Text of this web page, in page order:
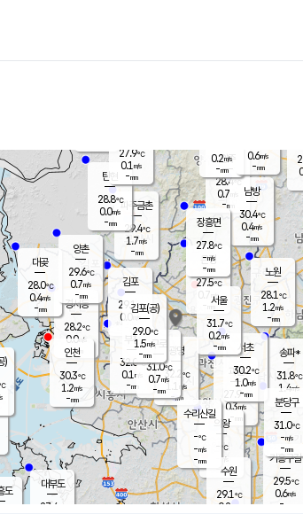
도
양주
28.4℃
0.7
-mm
과천
27.9℃
0.3m/s
- mm
대부도
27.4
경서동
28.2℃
0.0m/s
-mm
파주금촌
29.4℃
1.7m/s
-mm
대곶
28.0℃
0.4m/s
-mm
탄현
28.8℃
0.0m/s
-mm
의왕
- ℃
m/s
mm
김포
29.1℃
0.0 m/s
mm
광명
32.2 ℃
1.1 m/s
-mm
부천
32.0℃
0.1 m/s
-mm
양촌
29.6℃
0.7m/s
-mm
구로
31.0℃
0.7m/s
-mm
은평
27.5℃
0.7 m/s
- mm
노원
28.1℃
1.2m/s
-mm
송파*
31.8℃
1.4m/s
-mm
서초
30.2℃
1.0m/s
-mm
남방
30.4℃
0.4m/s
-mm
기흥구갈
29.5℃
0.6m/s
-
수리산길
-℃
-m/s
-mm
분당구
31.0℃
-m/s
-mm
장흥면
27.8℃
-m/s
-mm
0.2m/s
-mm
)
김포(공)
29.0℃
1.5m/s
-mm
수원
29.1℃
0.2 m/s
인천
30.3℃
1.2m/s
-mm
서울
31.7℃
0.2m/s
-mm
27.9℃
0.1 m/s
-mm
0.6m/s
-mm